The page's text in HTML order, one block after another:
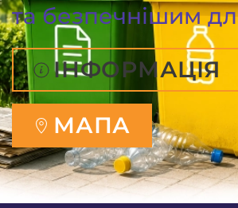
та безпечнішим
ІНФОРМАЦІЯ
МАПА